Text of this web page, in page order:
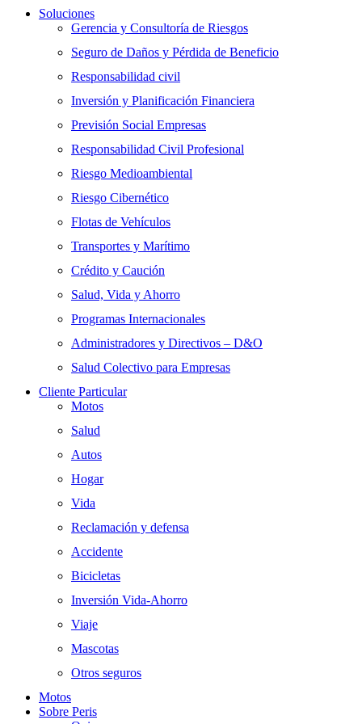
Soluciones
Gerencia y Consultoría de Riesgos
Seguro de Daños y Pérdida de Beneficio
Responsabilidad civil
Inversión y Planificación Financiera
Previsión Social Empresas
Responsabilidad Civil Profesional
Riesgo Medioambiental
Riesgo Cibernético
Flotas de Vehículos
Transportes y Marítimo
Crédito y Caución
Salud, Vida y Ahorro
Programas Internacionales
Administradores y Directivos – D&O
Salud Colectivo para Empresas
Cliente Particular
Motos
Salud
Autos
Hogar
Vida
Reclamación y defensa
Accidente
Bicicletas
Inversión Vida-Ahorro
Viaje
Mascotas
Otros seguros
Motos
Sobre Peris